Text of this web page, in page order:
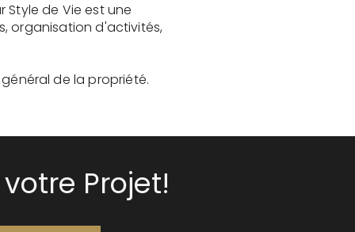
de Vie est une
organisation d'activités,
de la propriété.
Projet!